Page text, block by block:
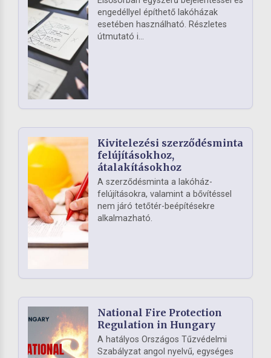
engedéllyel építhető lakóházak
esetében használható. Részletes
útmutató i...
Kivitelezési szerződésminta
felújításokhoz,
átalakításokhoz
A szerződésminta a lakóház-
felújításokra, valamint a bővítéssel
nem járó tetőtér-beépítésekre
alkalmazható.
National Fire Protection
Regulation in Hungary
A hatályos Országos Tűzvédelmi
Szabályzat angol nyelvű, egységes